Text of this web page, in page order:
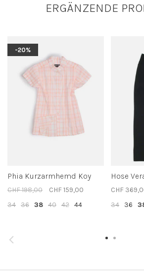
ERGÄNZENDE
-20%
Phia Kurzarmhemd Koy
CHF 198,00
CHF 159,00
34 36 38 40 42 44
Hose
CHF
34
36